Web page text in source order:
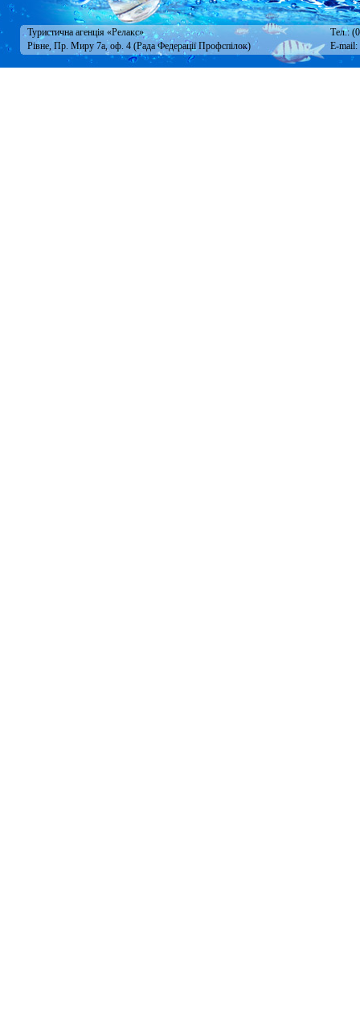
Туристична агенція «Релакс»
Тел.:
Рівне, Пр. Миру 7а, оф. 4 (Рада Федерації Профспілок)
E-mail: